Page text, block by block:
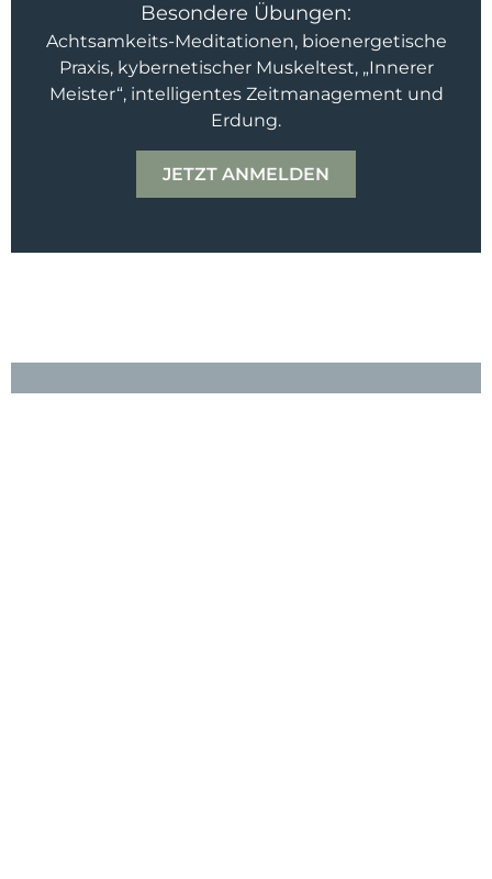
Besondere Übungen:​
Achtsamkeits-Meditationen, bioenergetische
Praxis, kybernetischer Muskeltest, „Innerer
Meister“, intelligentes Zeitmanagement und
Erdung.
JETZT ANMELDEN